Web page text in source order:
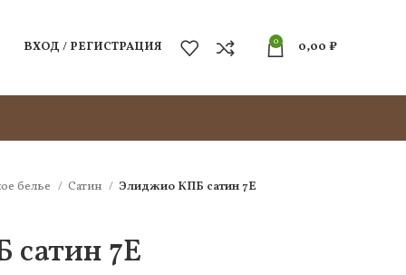
ВХОД / РЕГИСТРАЦИЯ 0 0,00 ₽
белье Сатин Элиджио КПБ сатин 7Е
7Е